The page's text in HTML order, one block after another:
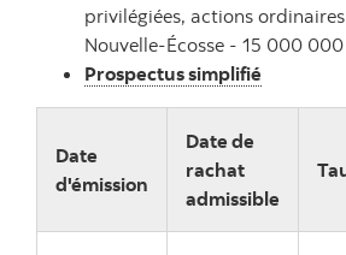
privilégiées, actions
Nouvelle-Écosse - 15 000
Prospectus simplifié
Date
d'émission
Date de
rachat
admissible